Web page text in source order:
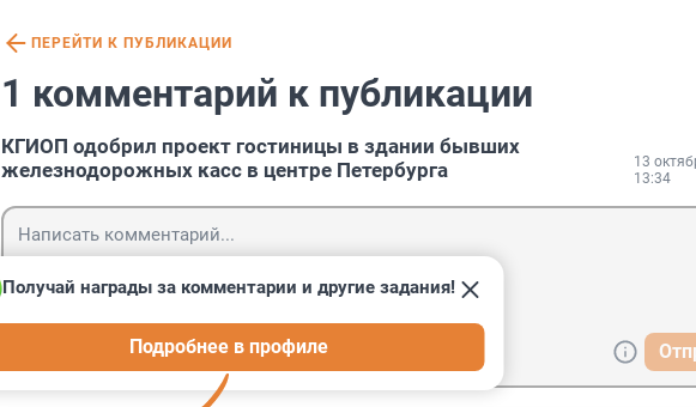
ПЕРЕЙТИ К ПУБЛИКАЦИИ
1 комментарий к публикации
КГИОП одобрил проект гостиницы в здании бывших
железнодорожных касс в центре Петербурга
13
13:34
Получай награды за комментарии и другие задания!
Подробнее в профиле